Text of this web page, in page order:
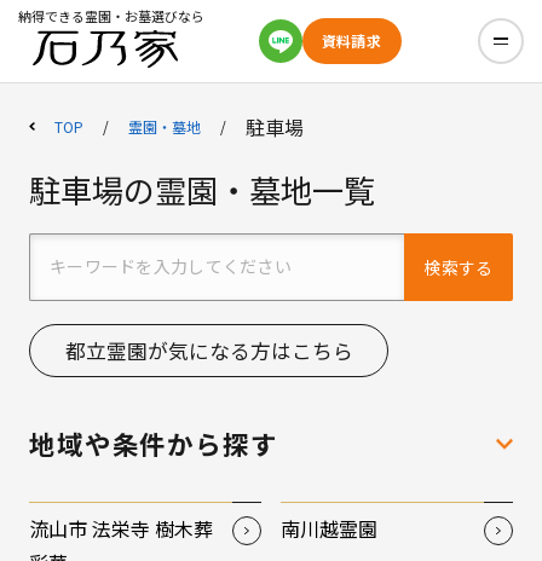
納得できる霊園・お墓選びなら
資料請求
TOP 霊園・墓地 駐車場
駐車場の霊園・墓地一覧
検索する
都立霊園が気になる方はこちら
地域や条件から探す
流山市 法栄寺 樹木葬
南川越霊園